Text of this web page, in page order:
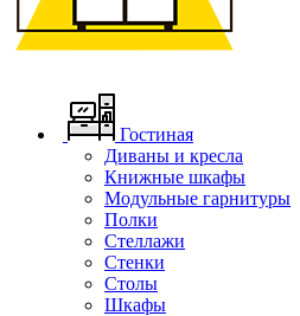
Гостиная
Диваны и кресла
Книжные шкафы
Модульные гарнитуры
Полки
Стеллажи
Стенки
Столы
Шкафы